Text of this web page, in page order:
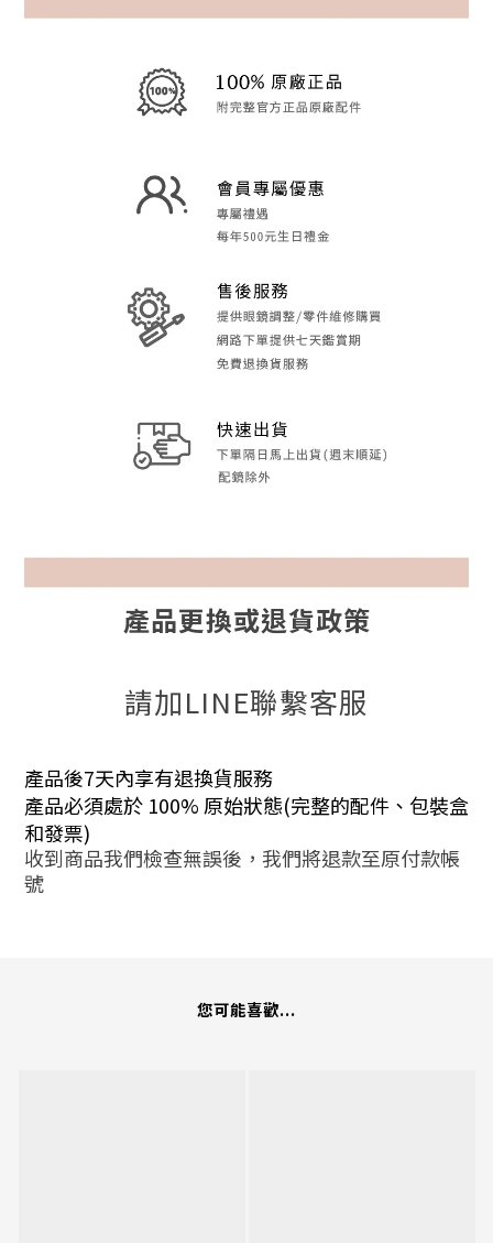
產品更換或退貨政策
請加LINE聯繫客服
產品後7天內享有退換貨服務
產品必須處於 100% 原始狀態(完整的配件、包裝盒
和發票)
收到商品我們檢查無誤後，我們將退款至原付款帳
號
您可能喜歡...